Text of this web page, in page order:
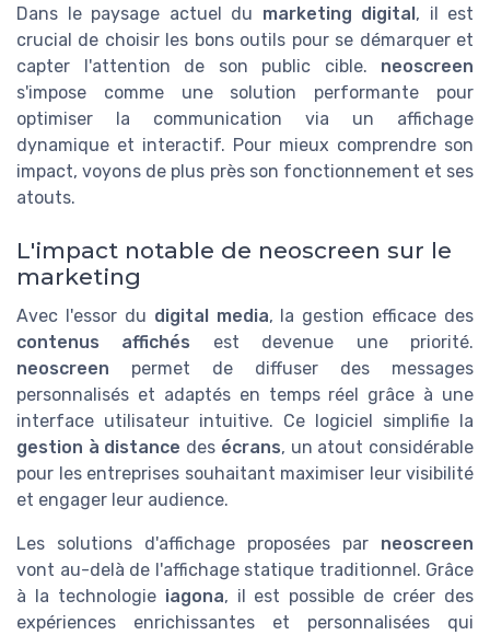
Dans le paysage actuel du marketing digital, il est
crucial de choisir les bons outils pour se démarquer et
capter l'attention de son public cible. neoscreen
s'impose comme une solution performante pour
optimiser la communication via un affichage
dynamique et interactif. Pour mieux comprendre son
impact, voyons de plus près son fonctionnement et ses
atouts.
L'impact notable de neoscreen sur le
marketing
Avec l'essor du digital media, la gestion efficace des
contenus affichés est devenue une priorité.
neoscreen permet de diffuser des messages
personnalisés et adaptés en temps réel grâce à une
interface utilisateur intuitive. Ce logiciel simplifie la
gestion à distance des écrans, un atout considérable
pour les entreprises souhaitant maximiser leur visibilité
et engager leur audience.
Les solutions d'affichage proposées par neoscreen
vont au-delà de l'affichage statique traditionnel. Grâce
à la technologie iagona, il est possible de créer des
expériences enrichissantes et personnalisées qui